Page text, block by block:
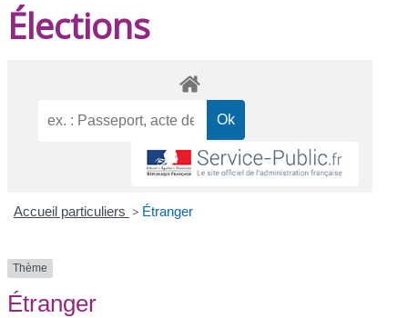
Élections
Accueil particuliers > Étranger
Thème
Étranger